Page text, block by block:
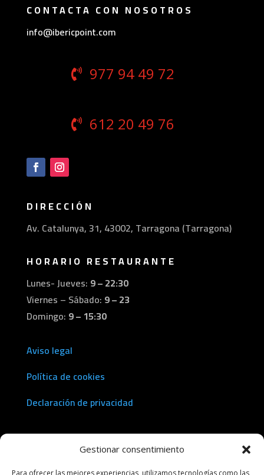
Gestionar consentimiento
Para ofrecer las mejores experiencias, utilizamos tecnologías como las
CONTACTA CON NOSOTROS
info@ibericpoint.com
977 94 49 72
612 20 49 76
DIRECCIÓN
Av. Catalunya, 31, 43002, Tarragona (Tarragona)
HORARIO RESTAURANTE
Lunes- Jueves: 9 – 22:30
Viernes – Sábado: 9 – 23
Domingo: 9 – 15:30
Aviso legal
Política de cookies
Declaración de privacidad